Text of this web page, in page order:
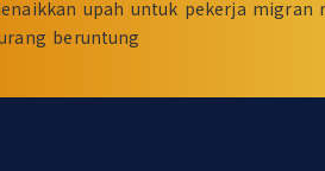
upah untuk pekerja
beruntung